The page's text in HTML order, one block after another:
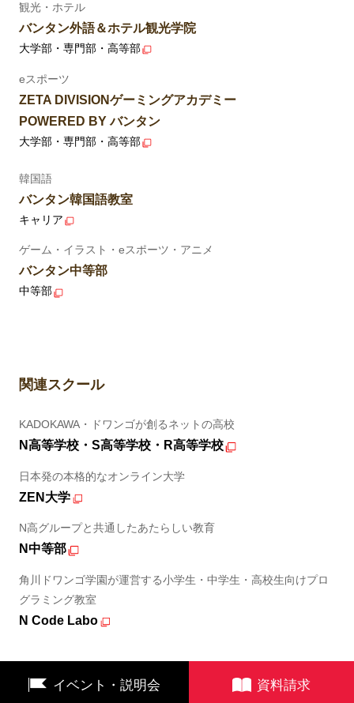
イベント・説明会 資料請求
観光・ホテル
バンタン外語＆ホテル観光学院
大学部・専門部・高等部
eスポーツ
ZETA DIVISIONゲーミングアカデミー
POWERED BY バンタン
大学部・専門部・高等部
韓国語
バンタン韓国語教室
キャリア
ゲーム・イラスト・eスポーツ・アニメ
バンタン中等部
中等部
関連スクール
KADOKAWA・ドワンゴが創るネットの高校
N高等学校・S高等学校・R高等学校
日本発の本格的なオンライン大学
ZEN大学
N高グループと共通したあたらしい教育
N中等部
角川ドワンゴ学園が運営する小学生・中学生・高校生向けプロ
グラミング教室
N Code Labo